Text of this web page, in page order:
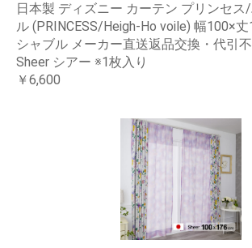
日本製 ディズニー カーテン プリンセス
ル (PRINCESS/Heigh-Ho voile) 幅100×
シャブル メーカー直送返品交換・代引
Sheer シアー ※1枚入り
￥6,600